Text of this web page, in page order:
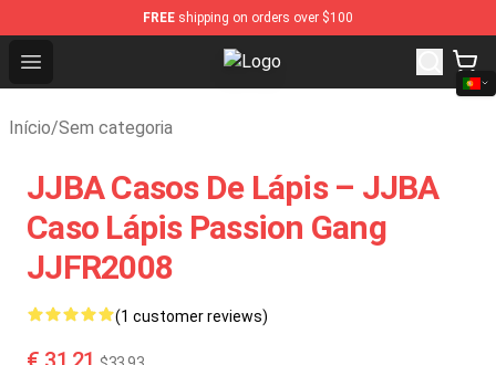
FREE shipping on orders over $100
Open menu Kimetsu no Yaiba Store - Official
Início/Sem categoria
JJBA Casos De Lápis – JJBA
Caso Lápis Passion Gang
JJFR2008
(1 customer reviews)